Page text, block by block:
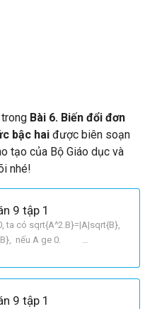
Bài 6. Biến đổi đơn
bậc hai được biên soạn
tạo của Bộ Giáo dục và
nhé!
9 tập 1
ta có sqrt{A^2.B}=|A|sqrt{B},
nếu A ge 0.
9 tập 1